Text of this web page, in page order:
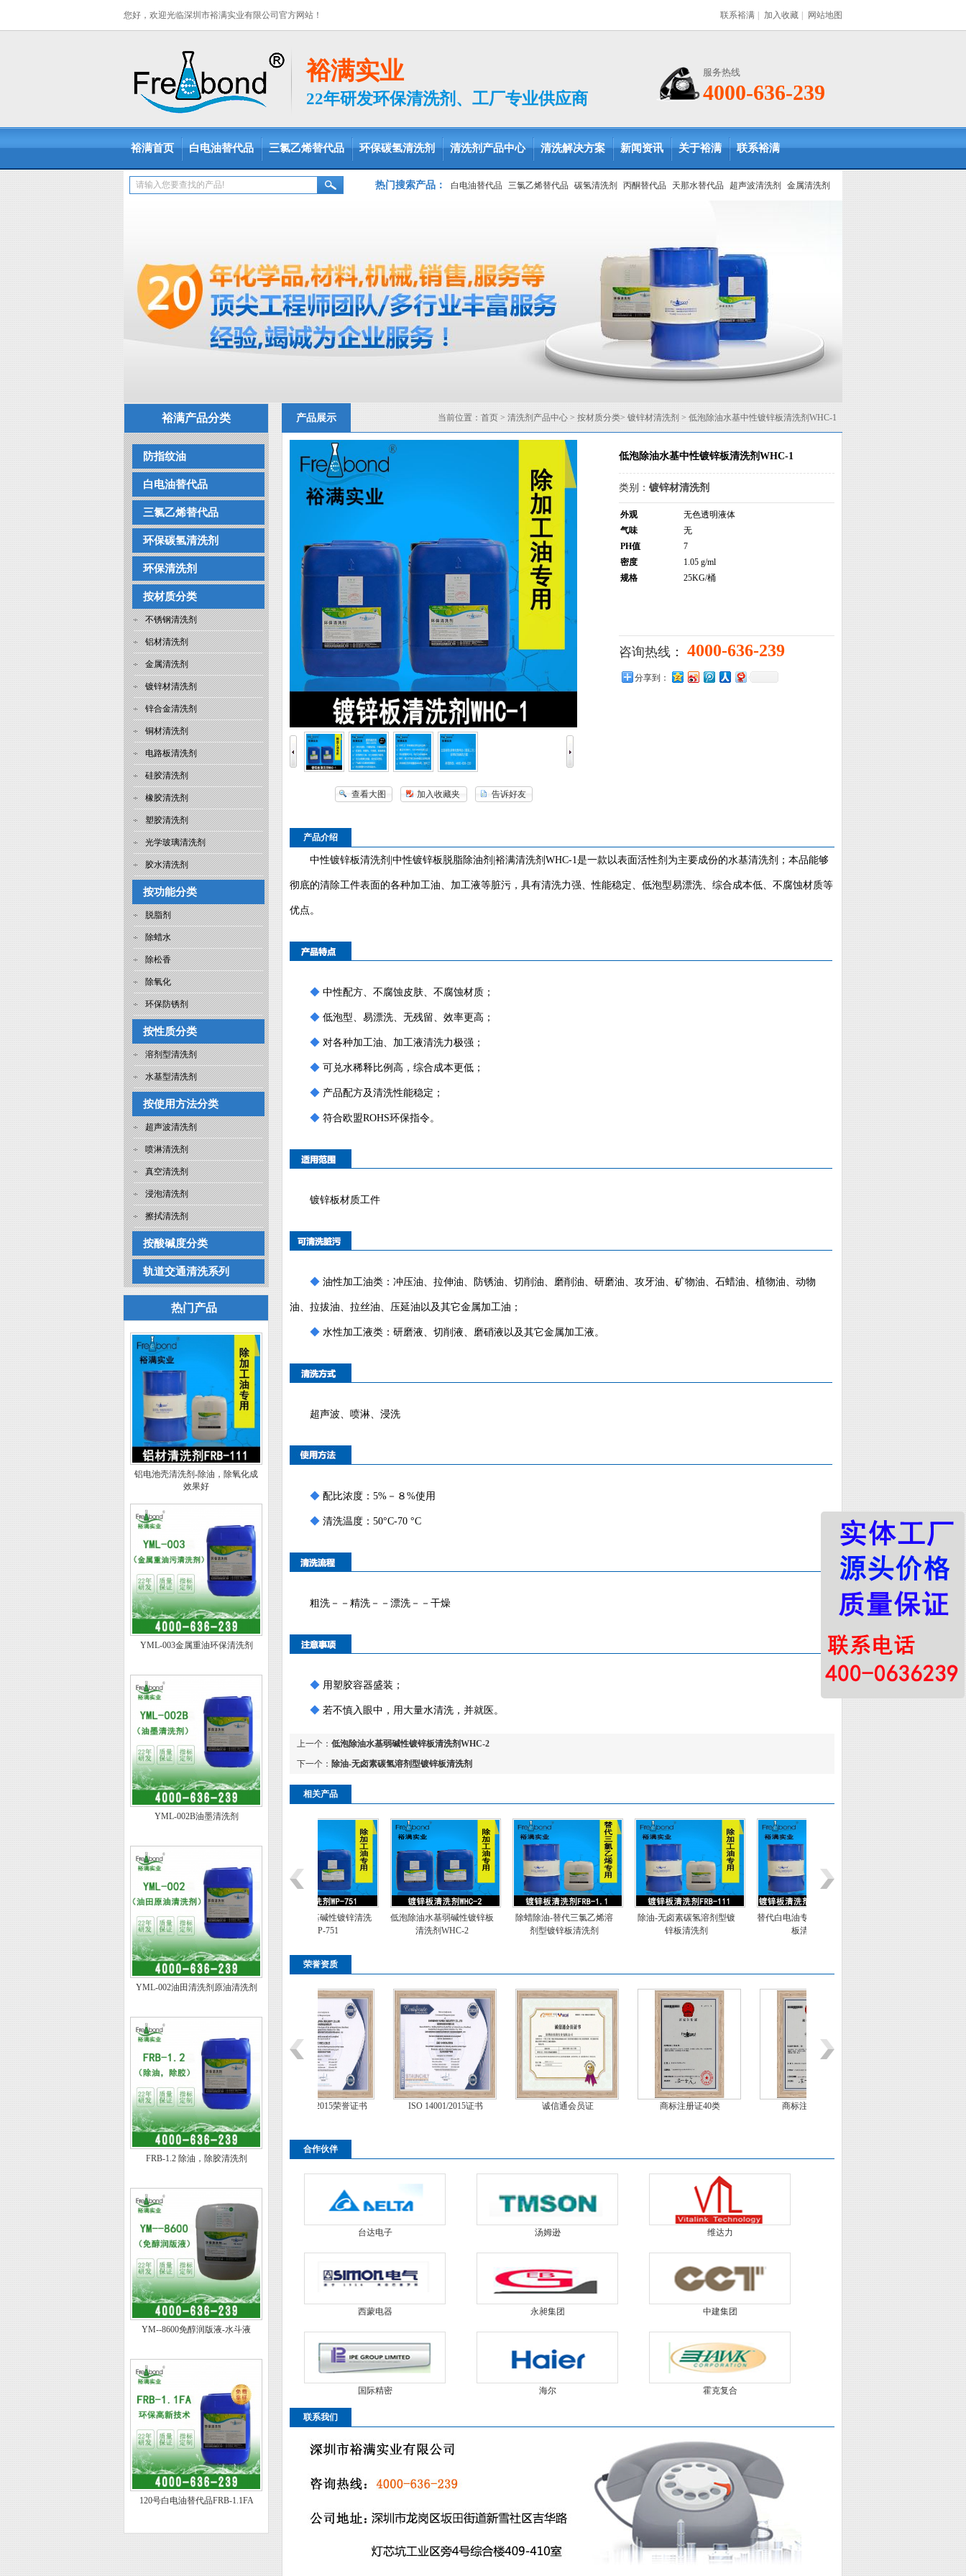
您好，欢迎光临深圳市裕满实业有限公司官方网站！ 联系裕满 加入收藏 网站地图
裕满实业
22年研发环保清洗剂、工厂专业供应商
服务热线
4000-636-239
裕满首页 白电油替代品 三氯乙烯替代品 环保碳氢清洗剂 清洗剂产品中心 清洗解决方案 新闻资讯 关于裕满 联系裕满
热门搜索产品： 白电油替代品 三氯乙烯替代品 碳氢清洗剂 丙酮替代品 天那水替代品 超声波清洗剂 金属清洗剂
裕满产品分类
防指纹油
白电油替代品
三氯乙烯替代品
环保碳氢清洗剂
环保清洗剂
按材质分类
不锈钢清洗剂
铝材清洗剂
金属清洗剂
镀锌材清洗剂
锌合金清洗剂
铜材清洗剂
电路板清洗剂
硅胶清洗剂
橡胶清洗剂
塑胶清洗剂
光学玻璃清洗剂
胶水清洗剂
按功能分类
脱脂剂
除蜡水
除松香
除氧化
环保防锈剂
按性质分类
溶剂型清洗剂
水基型清洗剂
按使用方法分类
超声波清洗剂
喷淋清洗剂
真空清洗剂
浸泡清洗剂
擦拭清洗剂
按酸碱度分类
轨道交通清洗系列
热门产品
铝电池壳清洗剂-除油，除氧化成
效果好
YML-003金属重油环保清洗剂
YML-002B油墨清洗剂
YML-002油田清洗剂原油清洗剂
FRB-1.2 除油，除胶清洗剂
YM--8600免醇润版液-水斗液
120号白电油替代品FRB-1.1FA
产品展示 当前位置： 首页 > 清洗剂产品中心 > 按材质分类> 镀锌材清洗剂 > 低泡除油水基中性镀锌板清洗剂WHC-1
查看大图 加入收藏夹 告诉好友
低泡除油水基中性镀锌板清洗剂WHC-1
类别： 镀锌材清洗剂
外观
无色透明液体
气味
无
PH值
7
密度
1.05 g/ml
规格
25KG/桶
咨询热线： 4000-636-239
分享到：
产品介绍
中性镀锌板清洗剂|中性镀锌板脱脂除油剂|裕满清洗剂WHC-1是一款以表面活性剂为主要成份的水基清洗剂；本品能够
彻底的清除工件表面的各种加工油、加工液等脏污，具有清洗力强、性能稳定、低泡型易漂洗、综合成本低、不腐蚀材质等
优点。
◆ 中性配方、不腐蚀皮肤、不腐蚀材质；
◆ 低泡型、易漂洗、无残留、效率更高；
◆ 对各种加工油、加工液清洗力极强；
◆ 可兑水稀释比例高，综合成本更低；
◆ 产品配方及清洗性能稳定；
◆ 符合欧盟ROHS环保指令。
镀锌板材质工件
◆ 油性加工油类：冲压油、拉伸油、防锈油、切削油、磨削油、研磨油、攻牙油、矿物油、石蜡油、植物油、动物
油、拉拔油、拉丝油、压延油以及其它金属加工油；
◆ 水性加工液类：研磨液、切削液、磨硝液以及其它金属加工液。
超声波、 喷淋、 浸洗
◆ 配比浓度：5%－８%使用
◆ 清洗温度：50°C-70 °C
粗洗－－精洗－－漂洗－－干燥
◆ 用塑胶容器盛装；
◆ 若不慎入眼中，用大量水清洗，并就医。
上一个： 低泡除油水基弱碱性镀锌板清洗剂WHC-2
下一个： 除油-无卤素碳氢溶剂型镀锌板清洗剂
相关产品
高效除油水基碱性镀锌清洗
剂WP-751
低泡除油水基弱碱性镀锌板
除蜡除油-替代三氯乙烯溶
剂型镀锌板清洗剂
除油-无卤素碳氢溶剂型镀
替代白电油专用溶剂型镀锌
荣誉资质
深圳市裕满实业有限公司运
输证
ISO 9001/2015荣誉证书 ISO 14001/2015证书 诚信通会员证 商标注册证37类
合作伙伴
台达电子 汤姆逊 维达力
西蒙电器 永昶集团 中建集团
国际精密 海尔 霍克复合
联系我们